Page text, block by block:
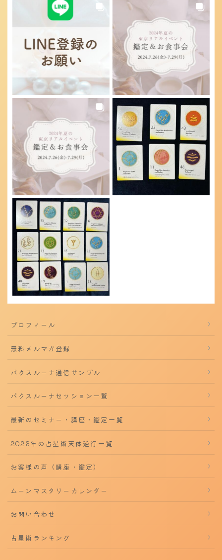
プロフィール
無料メルマガ登録
パクスルーナ通信サンプル
パクスルーナセッション一覧
最新のセミナー・講座・鑑定一覧
2023年の占星術天体逆行一覧
お客様の声（講座・鑑定）
ムーンマスタリーカレンダー
お問い合わせ
占星術ランキング